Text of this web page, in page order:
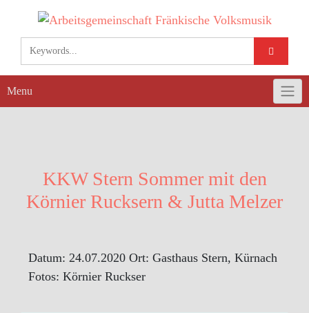
content
Menu
KKW Stern Sommer mit den
Körnier Rucksern & Jutta Melzer
Datum: 24.07.2020 Ort: Gasthaus Stern, Kürnach
Fotos: Körnier Ruckser